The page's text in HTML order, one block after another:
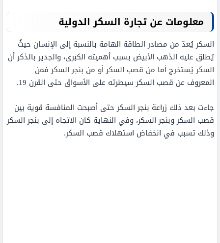
معلومات عن تجارة السكر الدولية
السكر يُعدّ من مصادر الطاقة الهامة بالنسبة إلى الإنسان حيثُ
يُطلق عليه الذهب الأبيض بسبب أهميته الكبرى، والجدير بالذكر أن
السكر يُستخرج أما من قصب السكر أو من بنجر السكر فمن
المعروف عن قصب السكر سيطرته على الأسواق حتى القرن 19.
جاءت بعد ذلك زراعة بنجر السكر حتى أصبحت المنافسة قوية بين
قصب السكر وبنجر السكر، وفي النهاية كان الاتجاه إلى بنجر السكر
وذلك تسبب في انخفاض استهلاك قصب السكر.